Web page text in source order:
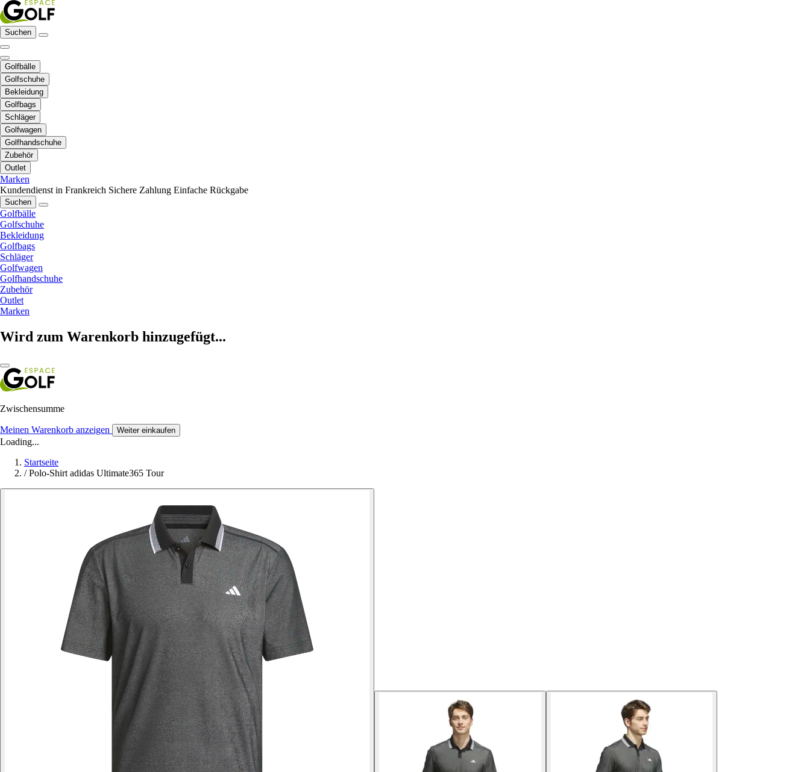
Suchen
Golfbälle
Golfschuhe
Bekleidung
Golfbags
Schläger
Golfwagen
Golfhandschuhe
Zubehör
Outlet
Marken
Kundendienst in Frankreich Sichere Zahlung Einfache Rückgabe
Suchen
Golfbälle
Golfschuhe
Bekleidung
Golfbags
Schläger
Golfwagen
Golfhandschuhe
Zubehör
Outlet
Marken
Wird zum Warenkorb hinzugefügt...
Zwischensumme
Meinen Warenkorb anzeigen Weiter einkaufen
Loading...
Startseite
/ Polo-Shirt adidas Ultimate365 Tour